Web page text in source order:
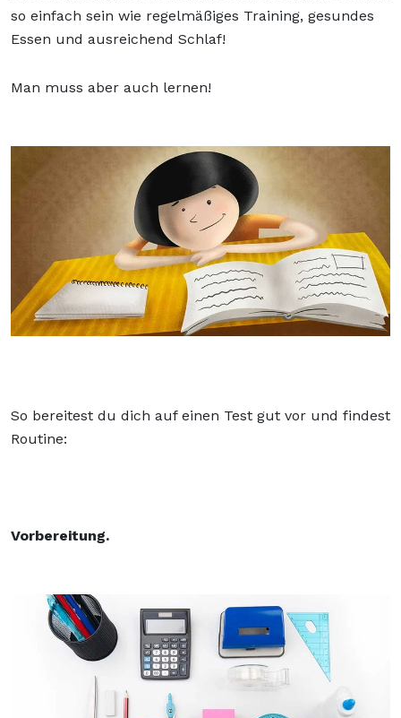
so einfach sein wie regelmäßiges Training, gesundes
Essen und ausreichend Schlaf!
Man muss aber auch lernen!
So bereitest du dich auf einen Test gut vor und findest
Routine:
Vorbereitung.